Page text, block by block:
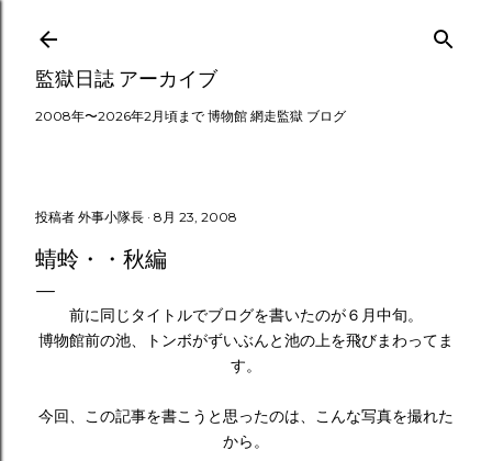
スキップしてメイン コンテンツに移動
監獄日誌 アーカイブ
2008年〜2026年2月頃まで 博物館 網走監獄 ブログ
投稿者 外事小隊長 8月 23, 2008
蜻蛉・・秋編
前に同じタイトルでブログを書いたのが６月中旬。
博物館前の池、トンボがずいぶんと池の上を飛びまわってま
す。
今回、この記事を書こうと思ったのは、こんな写真を撮れた
から。